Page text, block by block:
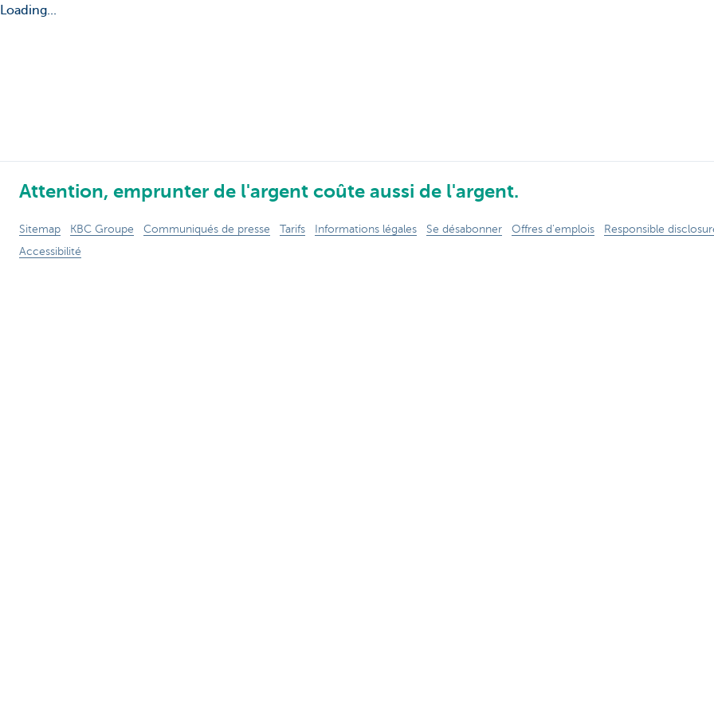
Loading...
Attention, emprunter de l'argent coûte aussi de l'argent.
Sitemap KBC Groupe Communiqués de presse Tarifs Informations légales Se désabonner Offres d'emplois
Responsible
Accessibilité